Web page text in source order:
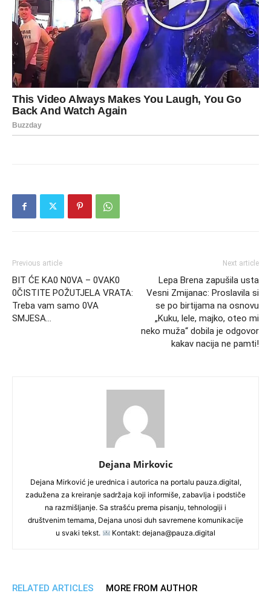
Previous article
BIT ĆE KA0 N0VA – 0VAK0
0ČISTITE POŽUTJELA VRATA:
Treba vam samo 0VA
SMJESA…
Next article
Lepa Brena zapušila usta
Vesni Zmijanac: Proslavila si
se po birtijama na osnovu
„Kuku, lele, majko, oteo mi
neko muža“ dobila je odgovor
kakav nacija ne pamti!
Dejana Mirkovic
Dejana Mirković je urednica i autorica na portalu pauza.digital,
zadužena za kreiranje sadržaja koji informiše, zabavlja i podstiče
na razmišljanje. Sa strašću prema pisanju, tehnologiji i
društvenim temama, Dejana unosi duh savremene komunikacije
u svaki tekst.
Kontakt: dejana@pauza.digital
RELATED ARTICLES MORE FROM AUTHOR